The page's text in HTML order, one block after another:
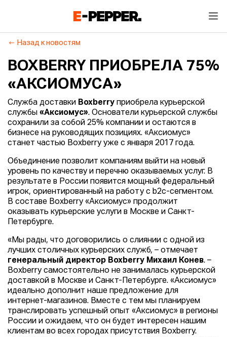
Назад к новостям
BOXBERRY ПРИОБРЕЛА 75%
«АКСИОМУСА»
Служба доставки Boxberry приобрела курьерской
службы «Аксиомус». Основатели курьерской службы
сохранили за собой 25% компании и остаются в
бизнесе на руководящих позициях. «Аксиомус»
станет частью Boxberry уже с января 2017 года.
Объединение позволит компаниям выйти на новый
уровень по качеству и перечню оказываемых услуг. В
результате в России появится мощный федеральный
игрок, ориентированный на работу с b2c-сегментом.
В составе Boxberry «Аксиомус» продолжит
оказывать курьерские услуги в Москве и Санкт-
Петербурге.
«Мы рады, что договорились о слиянии с одной из
лучших столичных курьерских служб, – отмечает
генеральный директор Boxberry Михаил Конев. –
Boxberry самостоятельно не занималась курьерской
доставкой в Москве и Санкт-Петербурге. «Аксиомус»
идеально дополнит наше предложение для
интернет-магазинов. Вместе с тем мы планируем
транслировать успешный опыт «Аксиомус» в регионы
России и ожидаем, что он будет интересен нашим
клиентам во всех городах присутствия Boxberry.